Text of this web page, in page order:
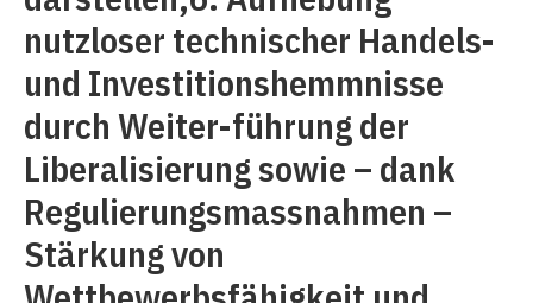
nutzloser technischer Handels-
und Investitionshemmnisse
durch Weiter-führung der
Liberalisierung sowie – dank
Regulierungsmassnahmen –
Stärkung von